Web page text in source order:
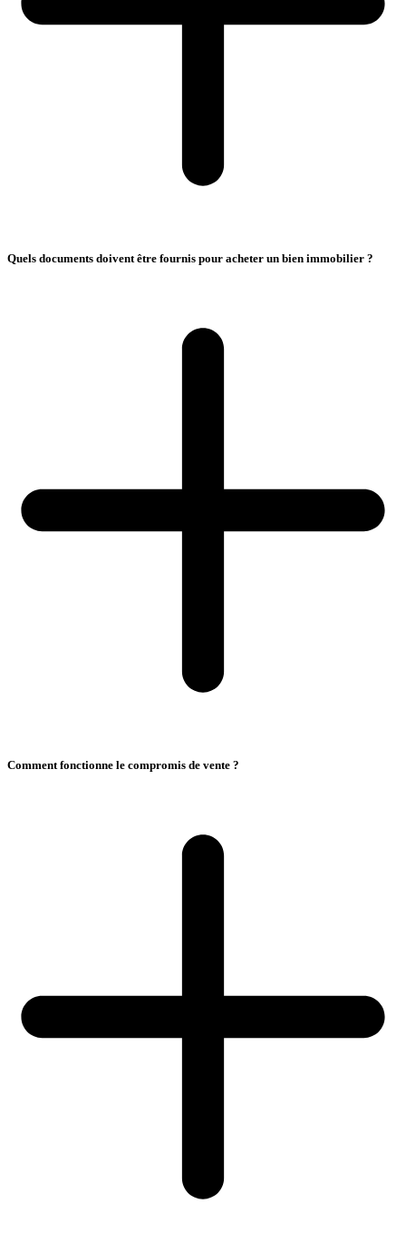
Quels documents doivent être fournis pour acheter un bien immobilier ?
Comment fonctionne le compromis de vente ?